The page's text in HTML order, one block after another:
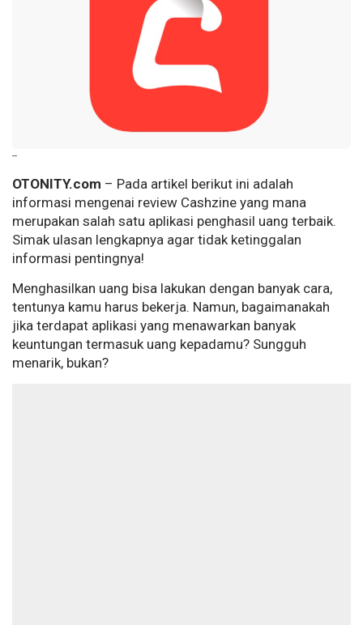
--
OTONITY.com – Pada artikel berikut ini adalah
informasi mengenai review Cashzine yang mana
merupakan salah satu aplikasi penghasil uang terbaik.
Simak ulasan lengkapnya agar tidak ketinggalan
informasi pentingnya!
Menghasilkan uang bisa lakukan dengan banyak cara,
tentunya kamu harus bekerja. Namun, bagaimanakah
jika terdapat aplikasi yang menawarkan banyak
keuntungan termasuk uang kepadamu? Sungguh
menarik, bukan?